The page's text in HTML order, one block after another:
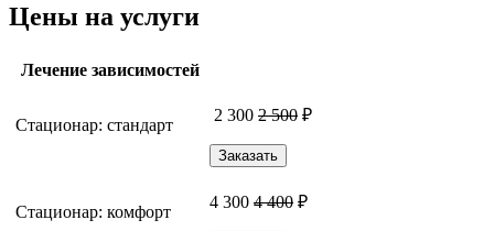
Цены на услуги
Лечение зависимостей
Стационар: стандарт
2 300 2 500 ₽
Заказать
Стационар: комфорт
4 300 4 400 ₽